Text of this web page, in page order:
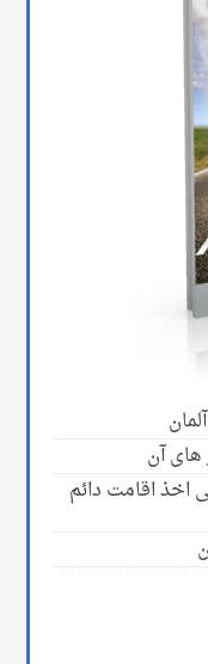
های آن
اقامت دائم